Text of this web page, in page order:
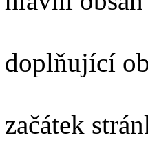
doplňující